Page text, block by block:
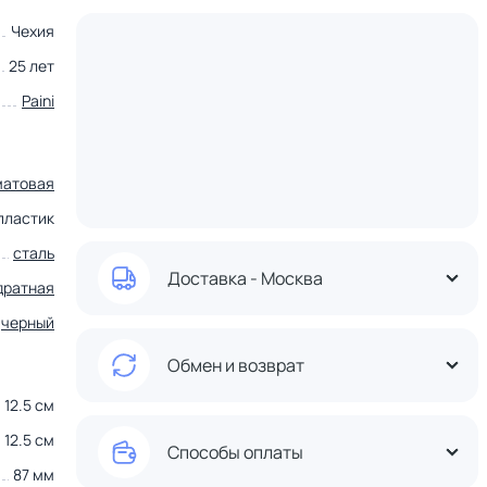
Чехия
25 лет
Paini
сталь
черный
12.5 см
12.5 см
87 мм
Доставка - Москва
Обмен и возврат
Способы оплаты